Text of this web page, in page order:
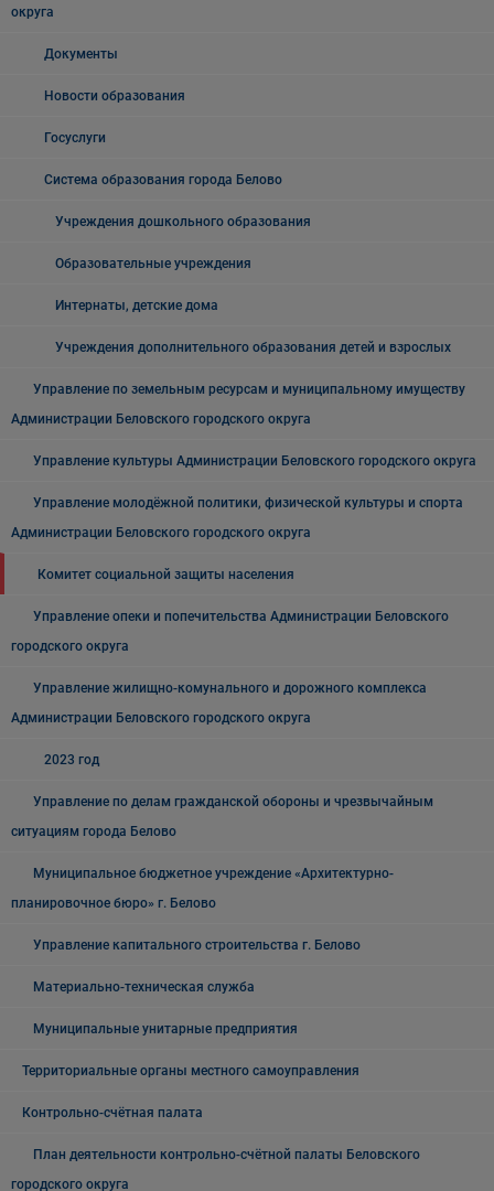
округа
Документы
Новости образования
Госуслуги
Система образования города Белово
Учреждения дошкольного образования
Образовательные учреждения
Интернаты, детские дома
Учреждения дополнительного образования детей и взрослых
Управление по земельным ресурсам и муниципальному имуществу
Администрации Беловского городского округа
Управление культуры Администрации Беловского городского округа
Управление молодёжной политики, физической культуры и спорта
Администрации Беловского городского округа
Комитет социальной защиты населения
Управление опеки и попечительства Администрации Беловского
городского округа
Управление жилищно-комунального и дорожного комплекса
Администрации Беловского городского округа
2023 год
Управление по делам гражданской обороны и чрезвычайным
ситуациям города Белово
Муниципальное бюджетное учреждение «Архитектурно-
планировочное бюро» г. Белово
Управление капитального строительства г. Белово
Материально-техническая служба
Муниципальные унитарные предприятия
Территориальные органы местного самоуправления
Контрольно-счётная палата
План деятельности контрольно-счётной палаты Беловского
городского округа